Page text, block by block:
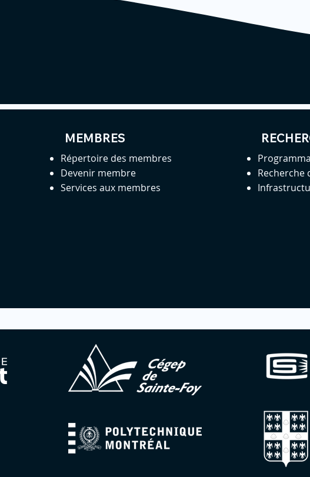
MEMBRES
Répertoire des membres
Devenir membre
Services aux membres
Recherche